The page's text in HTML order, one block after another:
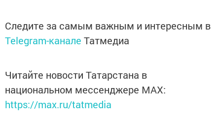
Следите за самым важным и интересным в
Telegram-канале Татмедиа
Читайте новости Татарстана в
национальном мессенджере MАХ:
https://max.ru/tatmedia